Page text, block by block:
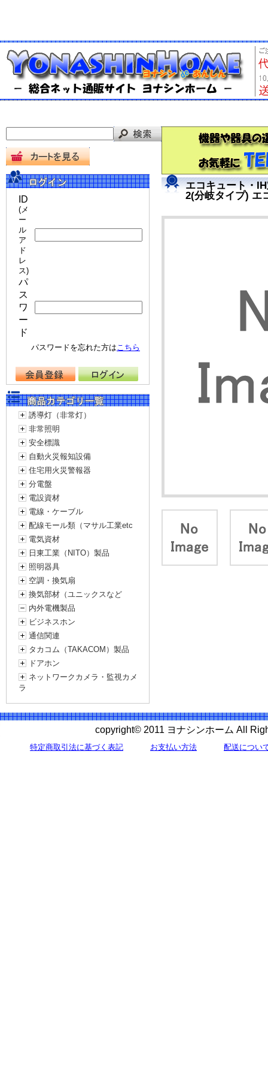
ID
(メ
ー
ル
ア
ド
レ
ス)
パ
ス
ワ
ー
ド
パスワードを忘れた方はこちら
誘導灯（非常灯）
非常照明
安全標識
自動火災報知設備
住宅用火災警報器
分電盤
電設資材
電線・ケーブル
配線モール類（マサル工業etc
電気資材
日東工業（NITO）製品
照明器具
空調・換気扇
換気部材（ユニックスなど
内外電機製品
ビジネスホン
通信関連
タカコム（TAKACOM）製品
ドアホン
ネットワークカメラ・監視カメ
ラ
エコキュート・
2(分岐タイプ) エ
copyright© 2011 ヨナシンホーム All
特定商取引法に基づく表記 お支払い方法 配送につい